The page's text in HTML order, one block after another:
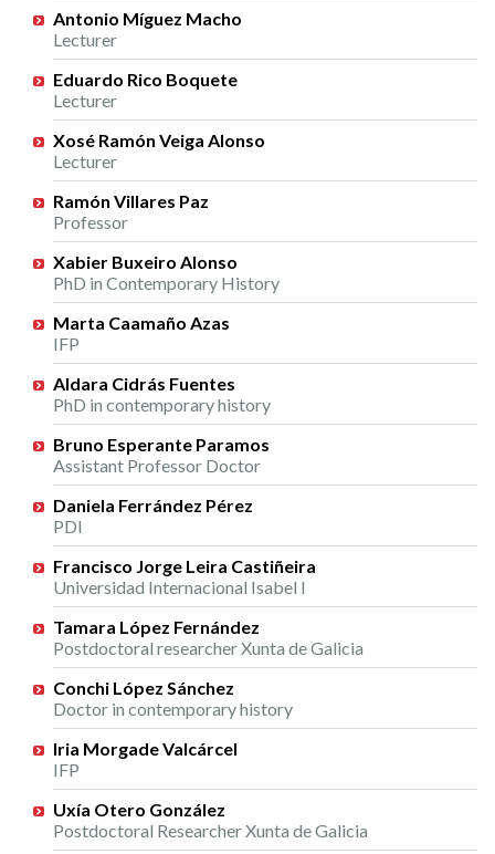
Antonio Míguez Macho
Lecturer
Eduardo Rico Boquete
Lecturer
Xosé Ramón Veiga Alonso
Lecturer
Ramón Villares Paz
Professor
Xabier Buxeiro Alonso
PhD in Contemporary History
Marta Caamaño Azas
IFP
Aldara Cidrás Fuentes
PhD in contemporary history
Bruno Esperante Paramos
Assistant Professor Doctor
Daniela Ferrández Pérez
PDI
Francisco Jorge Leira Castiñeira
Universidad Internacional Isabel I
Tamara López Fernández
Postdoctoral researcher Xunta de Galicia
Conchi López Sánchez
Doctor in contemporary history
Iria Morgade Valcárcel
IFP
Uxía Otero González
Postdoctoral Researcher Xunta de Galicia